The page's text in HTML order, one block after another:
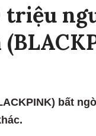
triệu
bất